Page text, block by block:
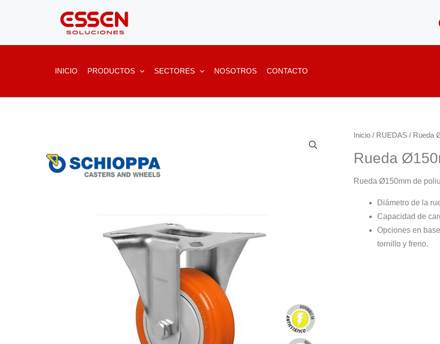
INICIO PRODUCTOS SECTORES NOSOTROS CONTACTO
Inicio / RUEDAS / Rueda
Rueda
Rueda Ø150mm de
Diámetro de la
Capacidad de
Opciones en
tornillo y freno.